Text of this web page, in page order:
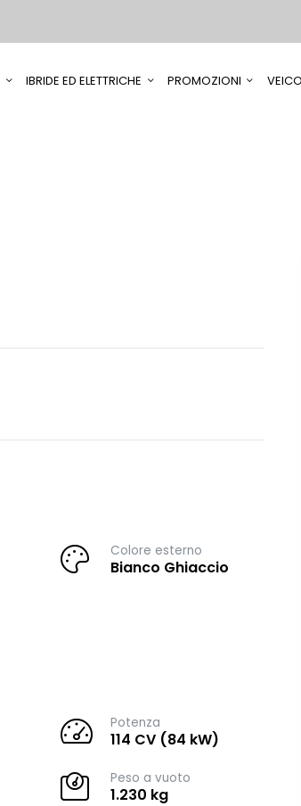
IBRIDE ED ELETTRICHE PROMOZIONI
Colore esterno
Bianco Ghiaccio
Potenza
114 CV (84 kW)
Peso a vuoto
1.230 kg